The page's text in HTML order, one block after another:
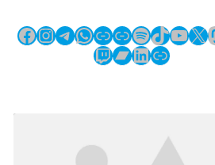
Facebook
Instagram
Telegram
WhatsApp
LinkLinkSpotify
TikTok
X
Twitch
Bandcamp
LinkedIn
Link